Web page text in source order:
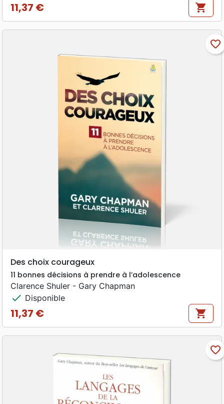
Prix
11,37 € shopping_cart
favorite_border
Des choix courageux
11 bonnes décisions à prendre à l’adolescence
Clarence Shuler - Gary Chapman
check Disponible
Prix
11,37 € shopping_cart
favorite_border